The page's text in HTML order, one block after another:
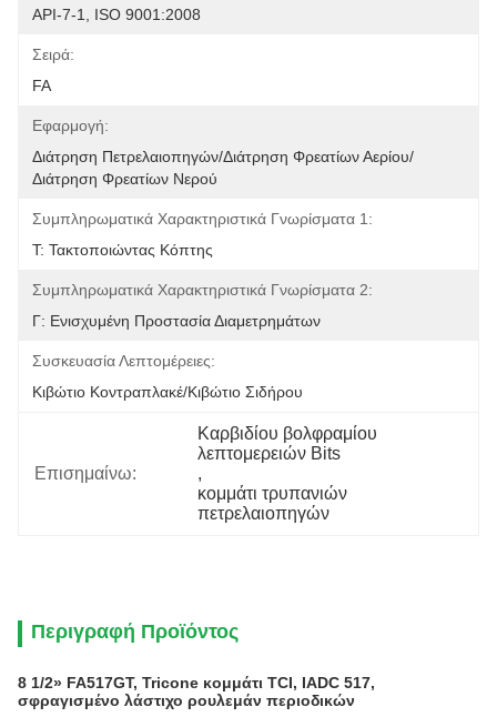
API-7-1, ISO 9001:2008
Σειρά:
FA
Εφαρμογή:
Διάτρηση Πετρελαιοπηγών/διάτρηση Φρεατίων Αερίου/
Διάτρηση Φρεατίων Νερού
Συμπληρωματικά Χαρακτηριστικά Γνωρίσματα 1:
Τ: Τακτοποιώντας Κόπτης
Συμπληρωματικά Χαρακτηριστικά Γνωρίσματα 2:
Γ: Ενισχυμένη Προστασία Διαμετρημάτων
Συσκευασία Λεπτομέρειες:
Κιβώτιο Κοντραπλακέ/κιβώτιο Σιδήρου
Επισημαίνω:
Καρβιδίου βολφραμίου
λεπτομερειών Bits
,
κομμάτι τρυπανιών
πετρελαιοπηγών
Περιγραφή Προϊόντος
8 1/2» FA517GT, Tricone κομμάτι TCI, IADC 517,
σφραγισμένο λάστιχο ρουλεμάν περιοδικών